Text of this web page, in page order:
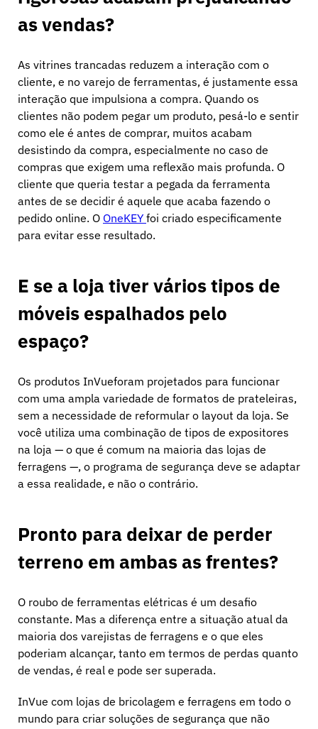
as vendas?
As vitrines trancadas reduzem a interação com o
cliente, e no varejo de ferramentas, é justamente essa
interação que impulsiona a compra. Quando os
clientes não podem pegar um produto, pesá-lo e sentir
como ele é antes de comprar, muitos acabam
desistindo da compra, especialmente no caso de
compras que exigem uma reflexão mais profunda. O
cliente que queria testar a pegada da ferramenta
antes de se decidir é aquele que acaba fazendo o
pedido online. O OneKEY foi criado especificamente
para evitar esse resultado.
E se a loja tiver vários tipos de
móveis espalhados pelo
espaço?
Os produtos InVueforam projetados para funcionar
com uma ampla variedade de formatos de prateleiras,
sem a necessidade de reformular o layout da loja. Se
você utiliza uma combinação de tipos de expositores
na loja — o que é comum na maioria das lojas de
ferragens —, o programa de segurança deve se adaptar
a essa realidade, e não o contrário.
Pronto para deixar de perder
terreno em ambas as frentes?
O roubo de ferramentas elétricas é um desafio
constante. Mas a diferença entre a situação atual da
maioria dos varejistas de ferragens e o que eles
poderiam alcançar, tanto em termos de perdas quanto
de vendas, é real e pode ser superada.
InVue com lojas de bricolagem e ferragens em todo o
mundo para criar soluções de segurança que não